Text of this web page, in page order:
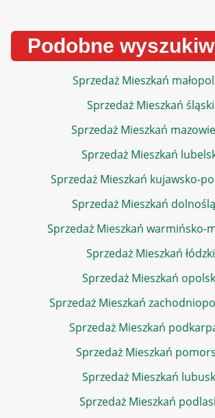
Podobne
Sprzedaż Mieszkań
Sprzedaż Mieszkań
Sprzedaż Mieszkań
Sprzedaż Mieszkań
Sprzedaż Mieszkań kujawsko-
Sprzedaż Mieszkań
Sprzedaż Mieszkań warmińsko-
Sprzedaż Mieszkań
Sprzedaż Mieszkań
Sprzedaż Mieszkań
Sprzedaż Mieszkań
Sprzedaż Mieszkań
Sprzedaż Mieszkań
Sprzedaż Mieszkań